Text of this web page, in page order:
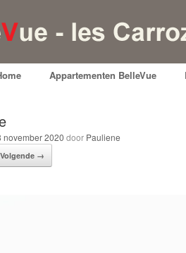
Appartementen BelleVue
november 2020 door Pauliene
Volgende →